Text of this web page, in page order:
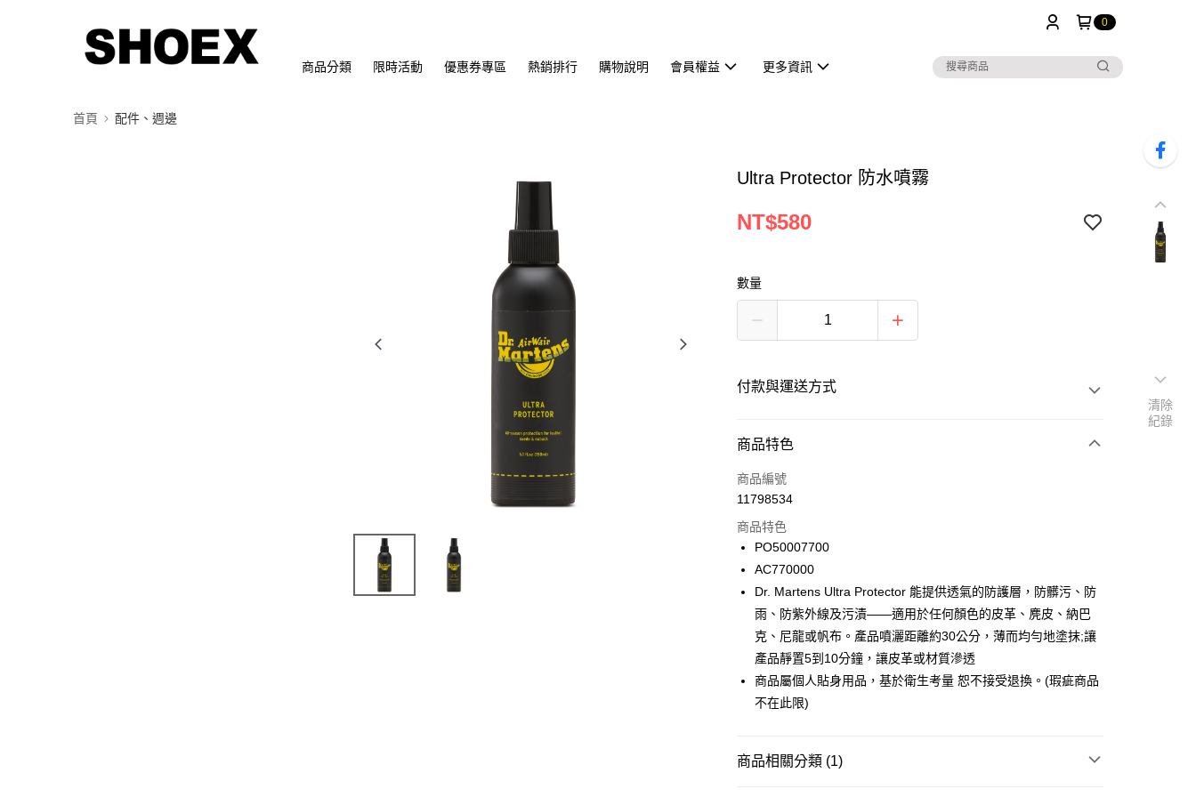
0
商品分類 限時活動 優惠券專區 熱銷排行 購物說明 會員權益 更多資訊
首頁 配件、週邊
Ultra Protector 防水噴霧
NT$580
數量
付款與運送方式
付款方式
信用卡一次付款
運送方式
宅配
每筆NT$120
商品特色
商品編號
11798534
商品特色
PO50007700
AC770000
Dr. Martens Ultra Protector 能提供透氣的防護層，防髒污、防
雨、防紫外線及污漬——適用於任何顏色的皮革、麂皮、納巴
克、尼龍或帆布。產品噴灑距離約30公分，薄而均勻地塗抹;讓
產品靜置5到10分鐘，讓皮革或材質滲透
商品屬個人貼身用品，基於衛生考量 恕不接受退換。(瑕疵商品
不在此限)
商品相關分類 (1)
清除
紀錄